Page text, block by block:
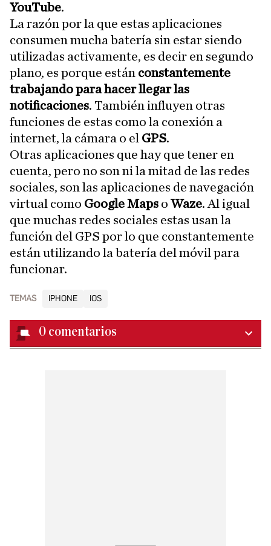
YouTube.
La razón por la que estas aplicaciones
consumen mucha batería sin estar siendo
utilizadas activamente, es decir en segundo
plano, es porque están constantemente
trabajando para hacer llegar las
notificaciones. También influyen otras
funciones de estas como la conexión a
internet, la cámara o el GPS.
Otras aplicaciones que hay que tener en
cuenta, pero no son ni la mitad de las redes
sociales, son las aplicaciones de navegación
virtual como Google Maps o Waze. Al igual
que muchas redes sociales estas usan la
función del GPS por lo que constantemente
están utilizando la batería del móvil para
funcionar.
TEMAS IPHONE IOS
0 comentarios